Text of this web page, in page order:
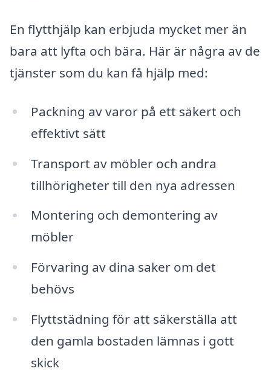
En flytthjälp kan erbjuda mycket mer än
bara att lyfta och bära. Här är några av de
tjänster som du kan få hjälp med:
Packning av varor på ett säkert och
effektivt sätt
Transport av möbler och andra
tillhörigheter till den nya adressen
Montering och demontering av
möbler
Förvaring av dina saker om det
behövs
Flyttstädning för att säkerställa att
den gamla bostaden lämnas i gott
skick